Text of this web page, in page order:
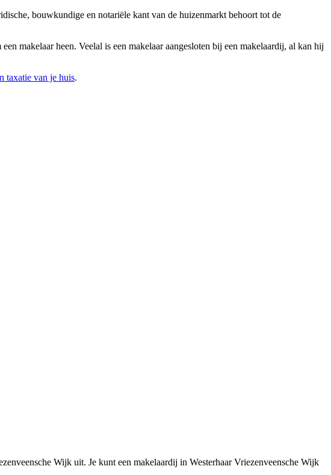
bouwkundige en notariële kant van de huizenmarkt behoort tot de
makelaar heen. Veelal is een makelaar aangesloten bij een makelaardij, al kan hij
taxatie van je huis.
Wijk uit. Je kunt een makelaardij in Westerhaar Vriezenveensche Wijk